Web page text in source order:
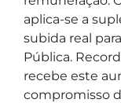
aplica-se a
subida real
Pública.
recebe este
compromisso